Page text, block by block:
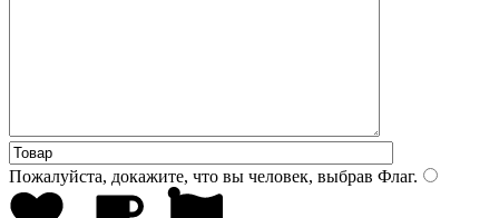
Пожалуйста, докажите, что вы человек, выбрав Флаг.